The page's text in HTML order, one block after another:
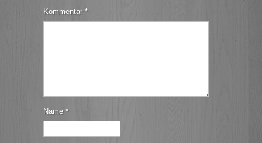
Kommentar *
Name *